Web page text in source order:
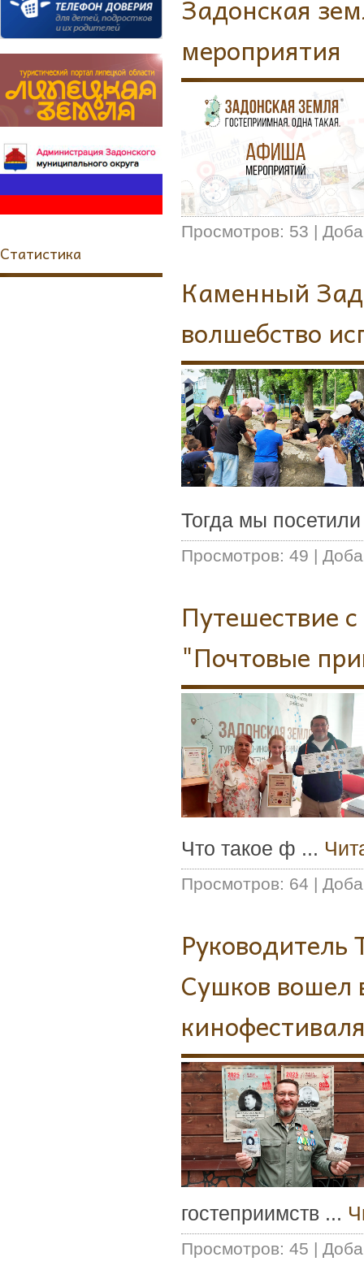
Статистика
Задонская
мероприятия
Просмотров: 53 |
Каменный
волшебство
Тогда мы
Просмотров: 49 |
Путешествие
"Почтовые
Что такое ф ...
Просмотров: 64 |
Сушков вошел
гостеприимств ...
Просмотров: 45 |